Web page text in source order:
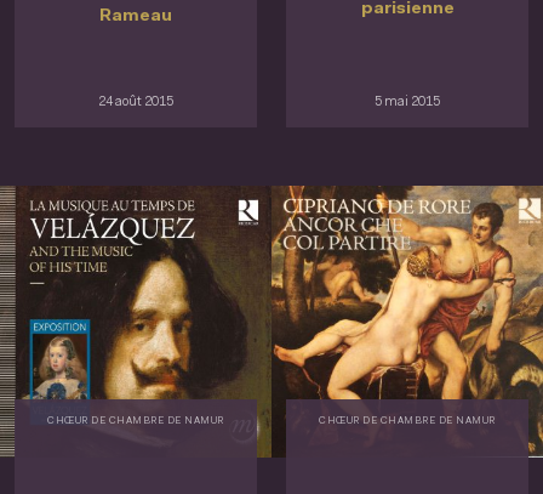
Rameau
24 août 2015
parisienne
5 mai 2015
CHŒUR DE CHAMBRE DE NAMUR CHŒUR DE CHAMBRE DE NAMUR